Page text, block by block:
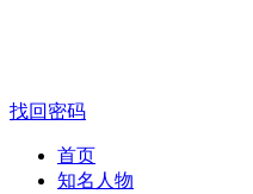
找回密码
首页
知名人物